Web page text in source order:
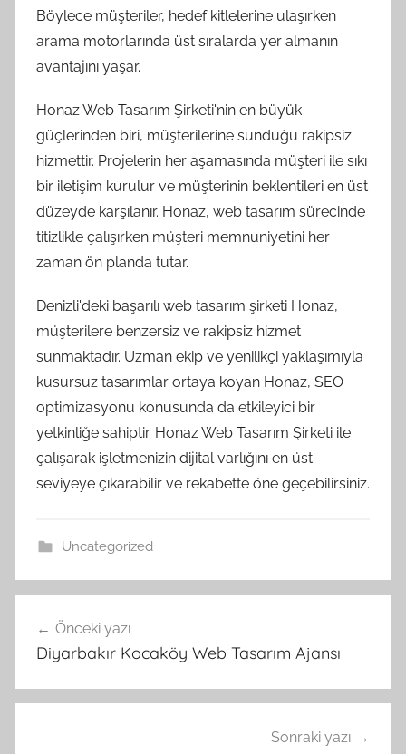
Böylece müşteriler, hedef kitlelerine ulaşırken
arama motorlarında üst sıralarda yer almanın
avantajını yaşar.
Honaz Web Tasarım Şirketi'nin en büyük
güçlerinden biri, müşterilerine sunduğu rakipsiz
hizmettir. Projelerin her aşamasında müşteri ile sıkı
bir iletişim kurulur ve müşterinin beklentileri en üst
düzeyde karşılanır. Honaz, web tasarım sürecinde
titizlikle çalışırken müşteri memnuniyetini her
zaman ön planda tutar.
Denizli'deki başarılı web tasarım şirketi Honaz,
müşterilere benzersiz ve rakipsiz hizmet
sunmaktadır. Uzman ekip ve yenilikçi yaklaşımıyla
kusursuz tasarımlar ortaya koyan Honaz, SEO
optimizasyonu konusunda da etkileyici bir
yetkinliğe sahiptir. Honaz Web Tasarım Şirketi ile
çalışarak işletmenizin dijital varlığını en üst
seviyeye çıkarabilir ve rekabette öne geçebilirsiniz.
Uncategorized
gezinmesi
Önceki yazı
Diyarbakır Kocaköy Web Tasarım Ajansı
Sonraki yazı